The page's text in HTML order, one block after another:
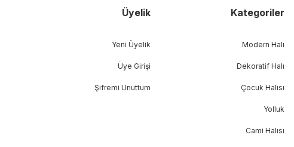
Üyelik
Yeni Üyelik
Üye Girişi
Şifremi Unuttum
Kategoriler
Modern Halı
Dekoratif Halı
Çocuk Halısı
Yolluk
Cami Halısı